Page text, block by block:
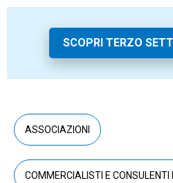
SCOPRI TERZO
ASSOCIAZIONI
COMMERCIALISTI E CONSULENTI